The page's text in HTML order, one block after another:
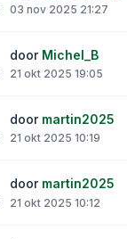
03 nov 2025 21:27
door Michel_B
21 okt 2025 19:05
door martin2025
21 okt 2025 10:19
door martin2025
21 okt 2025 10:12